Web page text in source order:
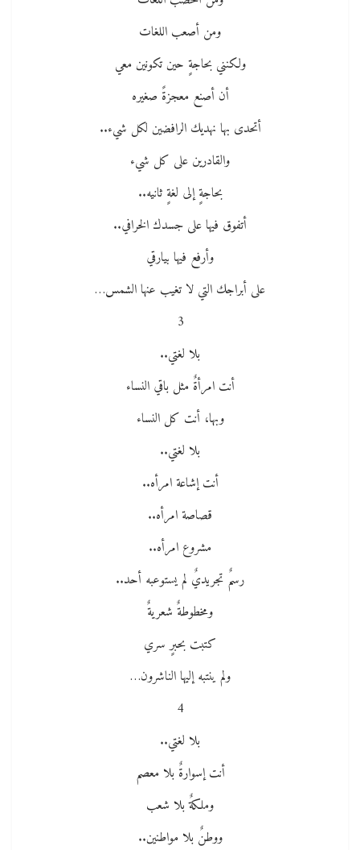
ومن أصعب اللغات
ولكنني بحاجةٍ حين تكونين معي
أن أصنع معجزةً صغيره
أتحدى بها نهديك الرافضين لكل شيء..
والقادرين على كل شيء
بحاجةٍ إلى لغةٍ ثانيه..
أتفوق فيها على جسدك الخرافي..
وأرفع فيها بيارقي
على أبراجك التي لا تغيب عنها الشمس…
3
بلا لغتي..
أنت امرأةٌ مثل باقي النساء
وبها، أنت كل النساء
بلا لغتي..
أنت إشاعة امرأه..
قصاصة امرأه..
مشروع امرأه..
رسمٌ تجريديٌ لم يستوعبه أحد..
ومخطوطةٌ شعريةٌ
كتبت بحبرٍ سري
ولم ينتبه إليها الناشرون…
4
بلا لغتي..
أنت إسوارةٌ بلا معصم
وملكةٌ بلا شعب
ووطنٌ بلا مواطنين..